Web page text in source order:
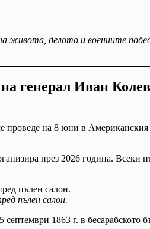
живота, делото и военните
генерал Иван
проведе на 8 юни в
през 2026 година. Всеки
пълен салон.
1863 г. в бесарабското